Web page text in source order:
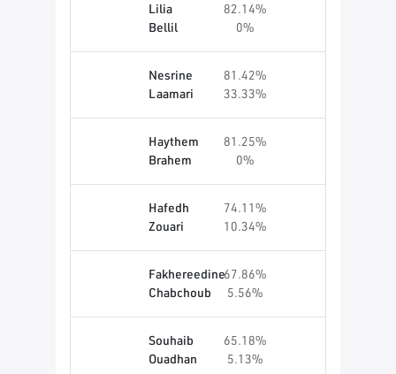
Hafedh
Zouari
74.11%
10.34%
Nesrine
Laamari
81.42%
33.33%
Fakhereedine
Chabchoub
67.86%
5.56%
Lilia
Bellil
82.14%
0%
Souhaib
Ouadhan
65.18%
5.13%
Haythem
Brahem
81.25%
0%